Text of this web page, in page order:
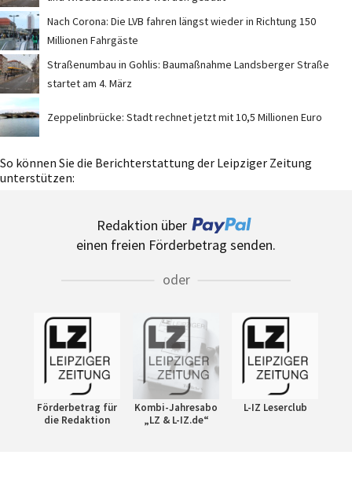
Nach Corona: Die LVB fahren längst wieder in Richtung 150
Millionen Fahrgäste
Straßenumbau in Gohlis: Baumaßnahme Landsberger Straße
startet am 4. März
Zeppelinbrücke: Stadt rechnet jetzt mit 10,5 Millionen Euro
So können Sie die Berichterstattung der Leipziger Zeitung
unterstützen:
Redaktion über
einen freien Förderbetrag senden.
oder
Förderbetrag für
die Redaktion
Kombi-Jahresabo
„LZ & L-IZ.de“
L-IZ Leserclub